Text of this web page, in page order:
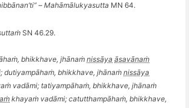
’ti” – Mahāmālukyasutta MN 64.
SN 46.29.
, bhikkhave, jhānaṁ nissāya āsavānaṁ
dutiyampāhaṁ, bhikkhave, jhānaṁ nissāya
vadāmi; tatiyampāhaṁ, bhikkhave, jhānaṁ
khayaṁ vadāmi; catutthampāhaṁ, bhikkhave,